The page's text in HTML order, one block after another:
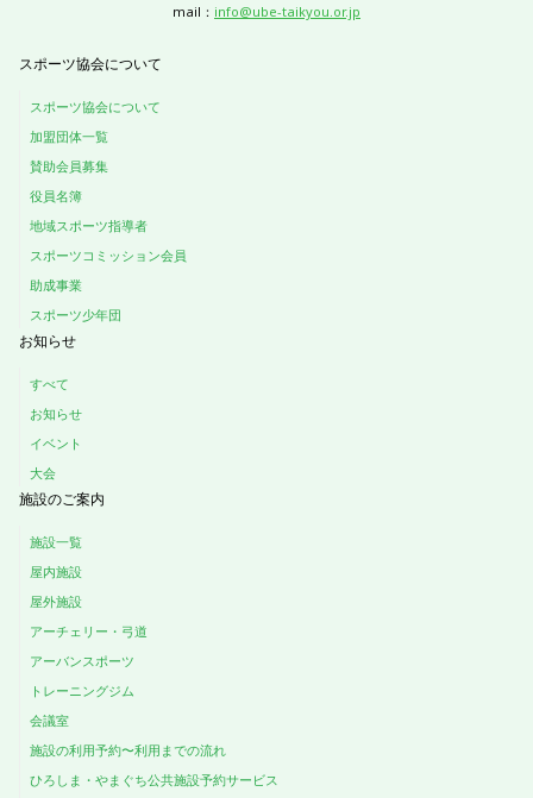
mail： info@ube-taikyou.or.jp
スポーツ協会について
スポーツ協会について
加盟団体一覧
賛助会員募集
役員名簿
地域スポーツ指導者
スポーツコミッション会員
助成事業
スポーツ少年団
お知らせ
すべて
お知らせ
イベント
大会
施設のご案内
施設一覧
屋内施設
屋外施設
アーチェリー・弓道
アーバンスポーツ
トレーニングジム
会議室
施設の利用予約〜利用までの流れ
ひろしま・やまぐち公共施設予約サービス